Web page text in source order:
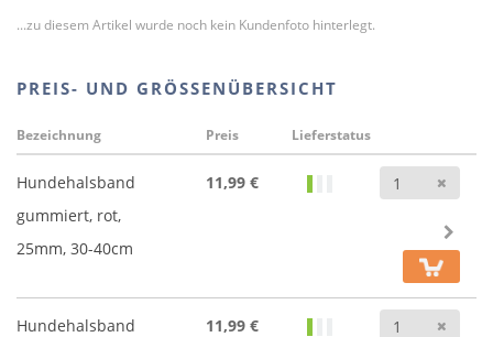
...zu diesem Artikel wurde noch kein Kundenfoto hinterlegt.
PREIS- UND GRÖSSENÜBERSICHT
Bezeichnung Preis Lieferstatus
Hundehalsband
gummiert, rot,
25mm, 30-40cm
11,99 €
Hundehalsband
11,99 €